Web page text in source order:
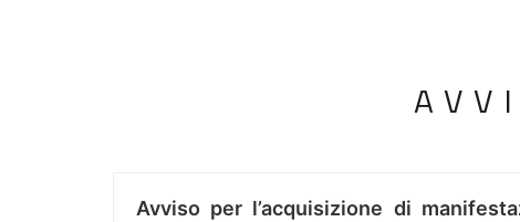
Avviso per l’acquisizione di